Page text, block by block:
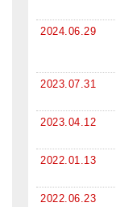
2024.06.29
2023.07.31
2023.04.12
2022.01.13
2022.06.23